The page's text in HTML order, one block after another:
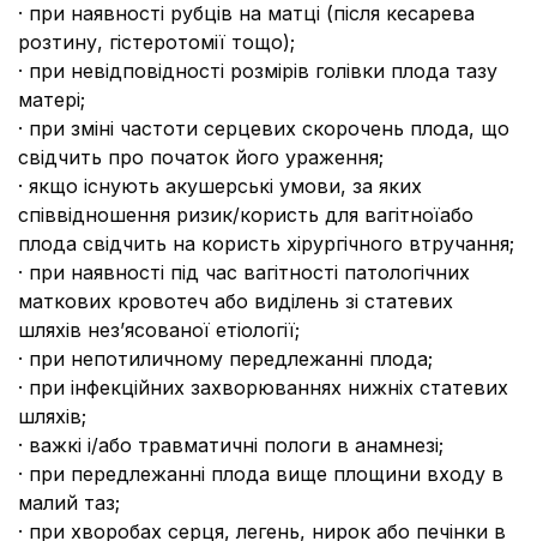
· при наявності рубців на матці (після кесарева
розтину, гістеротомії тощо);
· при невідповідності розмірів голівки плода тазу
матері;
· при зміні частоти серцевих скорочень плода, що
свідчить про початок його ураження;
· якщо існують акушерські умови, за яких
співвідношення ризик/користь для вагітноїабо
плода свідчить на користь хірургічного втручання;
· при наявності під час вагітності патологічних
маткових кровотеч або виділень зі статевих
шляхів нез’ясованої етіології;
· при непотиличному передлежанні плода;
· при інфекційних захворюваннях нижніх статевих
шляхів;
· важкі і/або травматичні пологи в анамнезі;
· при передлежанні плода вище площини входу в
малий таз;
· при хворобах серця, легень, нирок або печінки в